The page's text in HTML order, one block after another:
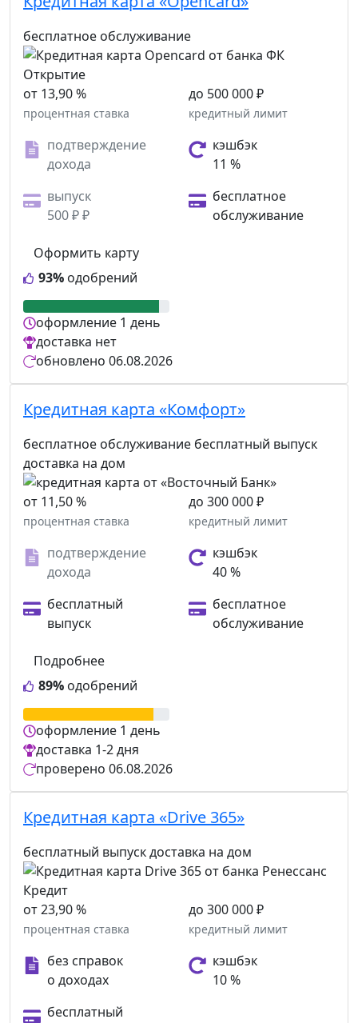
бесплатное обслуживание
от 13,90 %
процентная ставка
до 500 000 ₽
кредитный лимит
подтверждение
дохода
кэшбэк
11 %
выпуск
500 ₽ ₽
бесплатное
обслуживание
93% одобрений
Оформить карту
оформление 1 день
доставка нет
обновлено 06.08.2026
Кредитная карта «Комфорт»
бесплатное обслуживание бесплатный выпуск
доставка на дом
от 11,50 %
процентная ставка
до 300 000 ₽
кредитный лимит
подтверждение
дохода
кэшбэк
40 %
бесплатный
выпуск
бесплатное
обслуживание
89% одобрений
Подробнее
оформление 1 день
доставка 1-2 дня
проверено 06.08.2026
Кредитная карта «Drive 365»
бесплатный выпускдоставка на дом
от 23,90 %
процентная ставка
до 300 000 ₽
кредитный лимит
без справок
о доходах
кэшбэк
10 %
бесплатный